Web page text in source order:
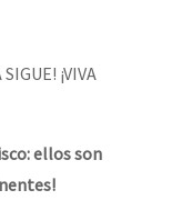
¡VIVA
ellos son